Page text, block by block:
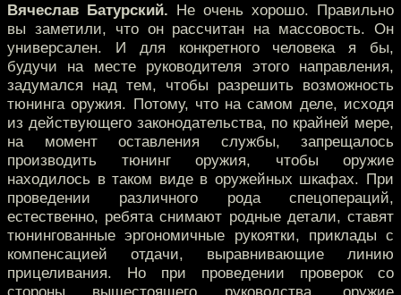
Вячеслав Батурский. Не очень хорошо. Правильно
вы заметили, что он рассчитан на массовость. Он
универсален. И для конкретного человека я бы,
будучи на месте руководителя этого направления,
задумался над тем, чтобы разрешить возможность
тюнинга оружия. Потому, что на самом деле, исходя
из действующего законодательства, по крайней мере,
на момент оставления службы, запрещалось
производить тюнинг оружия, чтобы оружие
находилось в таком виде в оружейных шкафах. При
проведении различного рода спецопераций,
естественно, ребята снимают родные детали, ставят
тюнингованные эргономичные рукоятки, приклады с
компенсацией отдачи, выравнивающие линию
прицеливания. Но при проведении проверок со